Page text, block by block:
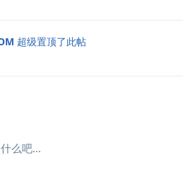
超级置顶了此帖
么吧...